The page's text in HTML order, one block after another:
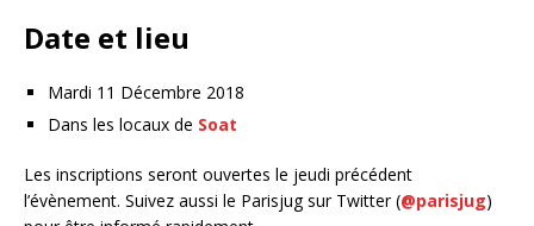
Date et lieu
Mardi 11 Décembre 2018
Dans les locaux de Soat
Les inscriptions seront ouvertes le jeudi précédent
l’évènement. Suivez aussi le Parisjug sur Twitter (@parisjug)